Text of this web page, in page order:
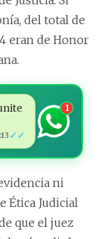
del total de
eran de Honor
✓✓
1
ni
Ética Judicial
que el juez